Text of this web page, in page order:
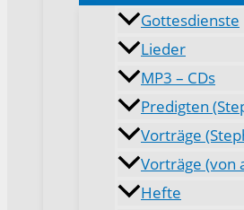
Gottesdienste
Lieder
MP3 – CDs
Predigten
Vorträge
Vorträge (von
Hefte